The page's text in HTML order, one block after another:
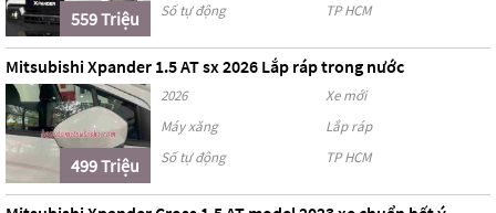
559 Triệu
Số tự động
TP HCM
Mitsubishi Xpander 1.5 AT sx 2026 Lắp ráp trong nước
499 Triệu
2026
Xe mới
Máy xăng
Lắp ráp
Số tự động
TP HCM